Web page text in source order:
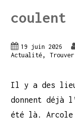
coulent
19 juin 2026
Actualité,
Il y a des
donnent déjà
été là. Arcole